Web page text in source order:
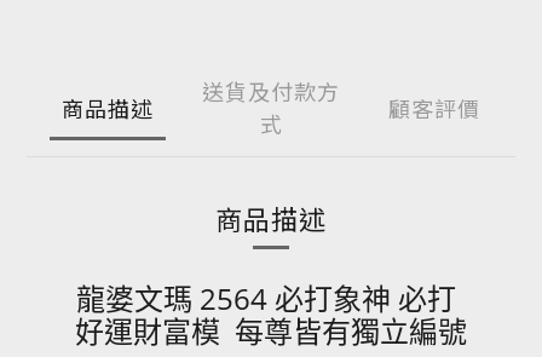
商品描述
送貨及付款方
式
顧客評價
商品描述
龍婆文瑪 2564 必打象神 必打
好運財富模 每尊皆有獨立編號